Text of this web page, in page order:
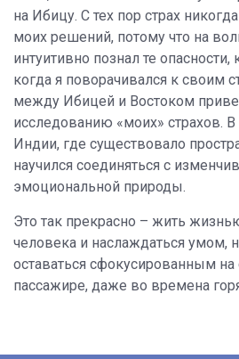
на Ибицу. С тех пор страх
моих решений, потому что на
интуитивно познал те
когда я поворачивался к своим
между Ибицей и Востоком
исследованию «моих» страхов.
Индии, где существовало
научился соединяться с
эмоциональной природы.
Это так прекрасно – жить
человека и наслаждаться умом,
оставаться сфокусированным
пассажире, даже во времена